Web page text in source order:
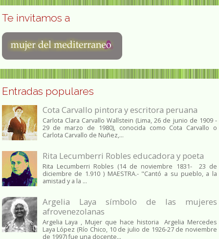
Te invitamos a
Entradas populares
Cota Carvallo pintora y escritora peruana
Carlota Clara Carvallo Wallstein (Lima, 26 de junio de 1909 -
29 de marzo de 1980), conocida como Cota Carvallo o
Carlota Carvallo de Nuñez,...
Rita Lecumberri Robles educadora y poeta
Rita Lecumberri Robles (14 de noviembre 1831- 23 de
diciembre de 1.910 ) MAESTRA.- "Cantó a su pueblo, a la
amistad y a la ...
Argelia Laya símbolo de las mujeres
afrovenezolanas
Argelia Laya , Mujer que hace historia Argelia Mercedes
Laya López (Río Chico, 10 de julio de 1926-27 de noviembre
de 1997) fue una docente...